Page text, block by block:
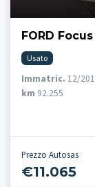
FORD
Usato
Immatric. 12/
km 92.255
Prezzo Autosas
€11.065